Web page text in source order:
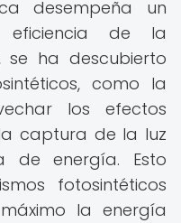
desempeña un
de la
se ha descubierto
como la
los efectos
captura de la luz
de energía. Esto
fotosintéticos
la energía